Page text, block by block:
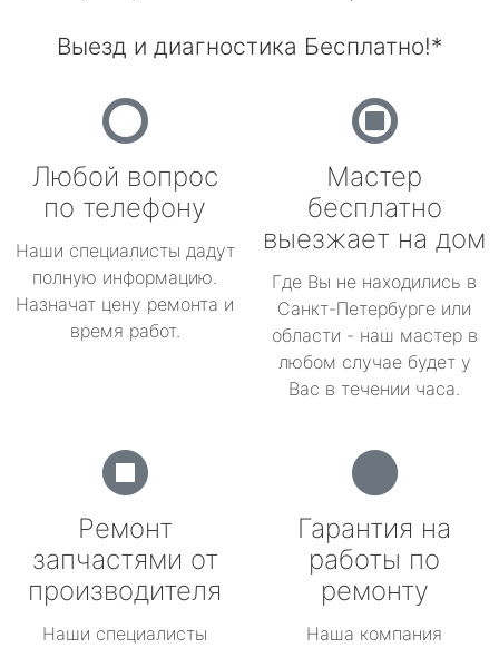
Выезд и диагностика Бесплатно!*
Любой вопрос
по телефону
Наши специалисты дадут
полную информацию.
Назначат цену ремонта и
время работ.
Мастер
бесплатно
выезжает на дом
Где Вы не находились в
Санкт-Петербурге или
области - наш мастер в
любом случае будет у
Вас в течении часа.
Ремонт
запчастями от
производителя
Наши специалисты
Гарантия на
работы по
ремонту
Наша компания